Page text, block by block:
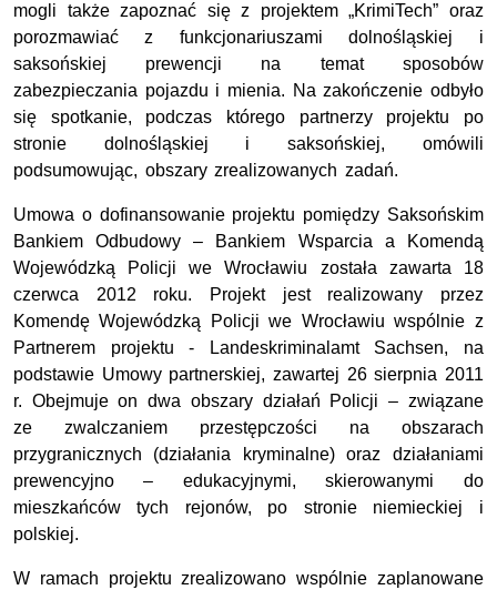
mogli także zapoznać się z projektem „KrimiTech” oraz
porozmawiać z funkcjonariuszami dolnośląskiej i
saksońskiej prewencji na temat sposobów
zabezpieczania pojazdu i mienia. Na zakończenie odbyło
się spotkanie, podczas którego partnerzy projektu po
stronie dolnośląskiej i saksońskiej, omówili
podsumowując, obszary zrealizowanych zadań.
Umowa o dofinansowanie projektu pomiędzy Saksońskim
Bankiem Odbudowy – Bankiem Wsparcia a Komendą
Wojewódzką Policji we Wrocławiu została zawarta 18
czerwca 2012 roku. Projekt jest realizowany przez
Komendę Wojewódzką Policji we Wrocławiu wspólnie z
Partnerem projektu - Landeskriminalamt Sachsen, na
podstawie Umowy partnerskiej, zawartej 26 sierpnia 2011
r. Obejmuje on dwa obszary działań Policji – związane
ze zwalczaniem przestępczości na obszarach
przygranicznych (działania kryminalne) oraz działaniami
prewencyjno – edukacyjnymi, skierowanymi do
mieszkańców tych rejonów, po stronie niemieckiej i
polskiej.
W ramach projektu zrealizowano wspólnie zaplanowane